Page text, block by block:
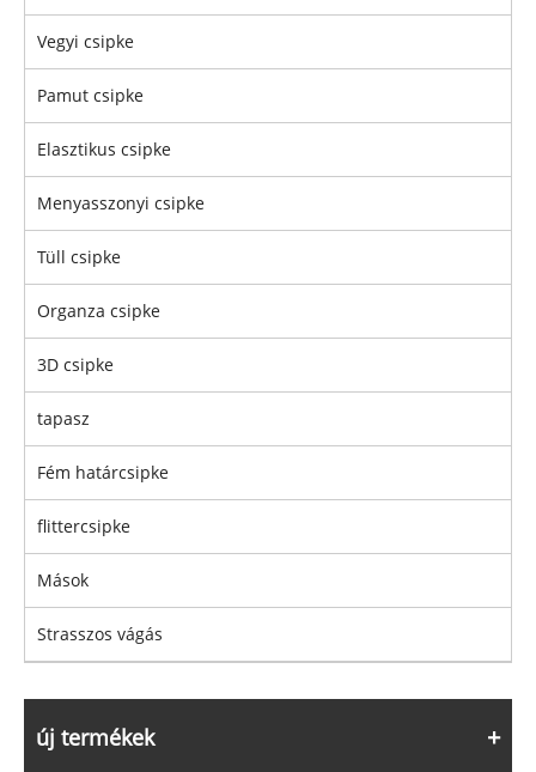
Vegyi csipke
Pamut csipke
Elasztikus csipke
Menyasszonyi csipke
Tüll csipke
Organza csipke
3D csipke
tapasz
Fém határcsipke
flittercsipke
Mások
Strasszos vágás
új termékek